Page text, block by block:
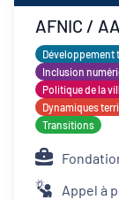
AFNIC /
Développement
Inclusion
Politique de la
Dynamiques
Transitions
Appel à